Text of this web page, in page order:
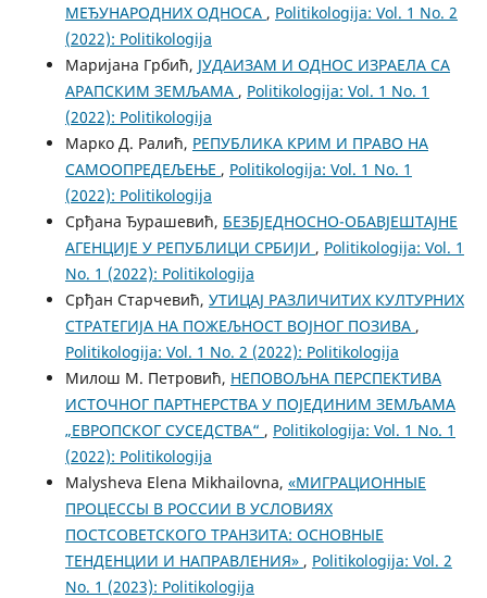
МЕЂУНАРОДНИХ ОДНОСА , Politikologija: Vol. 1 No. 2
(2022): Politikologija
Маријана Грбић, ЈУДАИЗАМ И ОДНОС ИЗРАЕЛА СА
АРАПСКИМ ЗЕМЉАМА , Politikologija: Vol. 1 No. 1
(2022): Politikologija
Марко Д. Ралић, РЕПУБЛИКА КРИМ И ПРАВО НА
САМООПРЕДЕЉЕЊЕ , Politikologija: Vol. 1 No. 1
(2022): Politikologija
Срђана Ђурашевић, БЕЗБЈЕДНОСНО-ОБАВЈЕШТАЈНЕ
АГЕНЦИЈЕ У РЕПУБЛИЦИ СРБИЈИ , Politikologija: Vol. 1
No. 1 (2022): Politikologija
Срђан Старчевић, УТИЦАЈ РАЗЛИЧИТИХ КУЛТУРНИХ
СТРАТЕГИЈА НА ПОЖЕЉНОСТ ВОЈНОГ ПОЗИВА ,
Politikologija: Vol. 1 No. 2 (2022): Politikologija
Милош М. Петровић, НEПОВОЉНА ПЕРСПЕКТИВА
ИСТОЧНОГ ПАРТНЕРСТВА У ПОЈЕДИНИМ ЗЕМЉАМА
„ЕВРОПСКОГ СУСЕДСТВА“ , Politikologija: Vol. 1 No. 1
(2022): Politikologija
Malysheva Elena Mikhailovna, «МИГРАЦИОННЫЕ
ПРОЦЕССЫ В РОССИИ В УСЛОВИЯХ
ПОСТСОВЕТСКОГО ТРАНЗИТА: ОСНОВНЫЕ
ТЕНДЕНЦИИ И НАПРАВЛЕНИЯ» , Politikologija: Vol. 2
No. 1 (2023): Politikologija